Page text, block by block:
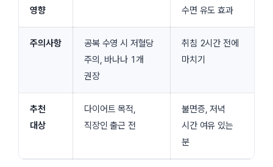
영향
수면 유도 효과
주의사항
공복 수영 시 저혈당
주의, 바나나 1개
권장
취침 2시간 전에
마치기
추천
대상
다이어트 목적,
직장인 출근 전
불면증, 저녁
시간 여유 있는
분